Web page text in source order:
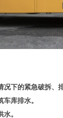
下的紧急破拆、
库排水。
。